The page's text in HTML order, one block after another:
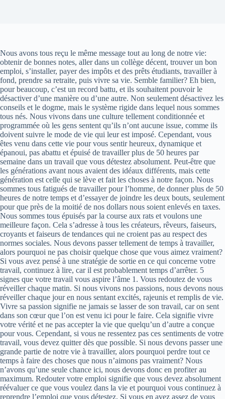
Nous avons tous reçu le même message tout au long de notre vie:
obtenir de bonnes notes, aller dans un collège décent, trouver un bon
emploi, s’installer, payer des impôts et des prêts étudiants, travailler à
fond, prendre sa retraite, puis vivre sa vie. Semble familier? Eh bien,
pour beaucoup, c’est un record battu, et ils souhaitent pouvoir le
désactiver d’une manière ou d’une autre. Non seulement désactivez les
conseils et le dogme, mais le système rigide dans lequel nous sommes
tous nés. Nous vivons dans une culture tellement conditionnée et
programmée où les gens sentent qu’ils n’ont aucune issue, comme ils
doivent suivre le mode de vie qui leur est imposé. Cependant, vous
êtes venu dans cette vie pour vous sentir heureux, dynamique et
épanoui, pas abattu et épuisé de travailler plus de 50 heures par
semaine dans un travail que vous détestez absolument. Peut-être que
les générations avant nous avaient des idéaux différents, mais cette
génération est celle qui se lève et fait les choses à notre façon. Nous
sommes tous fatigués de travailler pour l’homme, de donner plus de 50
heures de notre temps et d’essayer de joindre les deux bouts, seulement
pour que près de la moitié de nos dollars nous soient enlevés en taxes.
Nous sommes tous épuisés par la course aux rats et voulons une
meilleure façon. Cela s’adresse à tous les créateurs, rêveurs, faiseurs,
croyants et faiseurs de tendances qui ne croient pas au respect des
normes sociales. Nous devons passer tellement de temps à travailler,
alors pourquoi ne pas choisir quelque chose que vous aimez vraiment?
Si vous avez pensé à une stratégie de sortie en ce qui concerne votre
travail, continuez à lire, car il est probablement temps d’arrêter. 5
signes que votre travail vous aspire l’âme 1. Vous redoutez de vous
réveiller chaque matin. Si nous vivons nos passions, nous devons nous
réveiller chaque jour en nous sentant excités, rajeunis et remplis de vie.
Vivre sa passion signifie ne jamais se lasser de son travail, car on sent
dans son cœur que l’on est venu ici pour le faire. Cela signifie vivre
votre vérité et ne pas accepter la vie que quelqu’un d’autre a conçue
pour vous. Cependant, si vous ne ressentez pas ces sentiments de votre
travail, vous devez quitter dès que possible. Si nous devons passer une
grande partie de notre vie à travailler, alors pourquoi perdre tout ce
temps à faire des choses que nous n’aimons pas vraiment? Nous
n’avons qu’une seule chance ici, nous devons donc en profiter au
maximum. Redouter votre emploi signifie que vous devez absolument
réévaluer ce que vous voulez dans la vie et pourquoi vous continuez à
reprendre l’emploi que vous détestez. Si vous en avez assez de vous